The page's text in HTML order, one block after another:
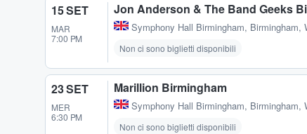
15 SET
MAR
7:00 PM
Jon Anderson & The Band Geeks
Symphony Hall Birmingham, Birmingham,
Non ci sono biglietti disponibili
23 SET
MER
6:30 PM
Marillion Birmingham
Symphony Hall Birmingham, Birmingham,
Non ci sono biglietti disponibili